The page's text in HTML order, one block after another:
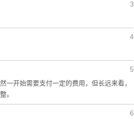
3
4
5
一开始需要支付一定的费用，但长远来看，
。
6